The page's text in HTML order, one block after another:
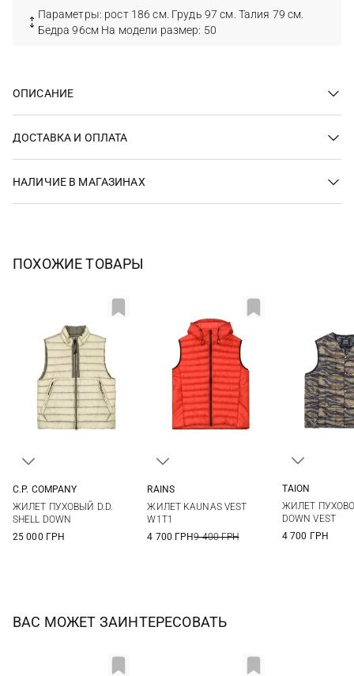
Параметры: рост 186 см. Грудь 97 см. Талия 79 см.
Бедра 96см На модели размер: 50
ОПИСАНИЕ
ДОСТАВКА И ОПЛАТА
НАЛИЧИЕ В МАГАЗИНАХ
ПОХОЖИЕ ТОВАРЫ
C.P. COMPANY
ЖИЛЕТ ПУХОВЫЙ D.D.
SHELL DOWN
25 000 ГРН
RAINS
ЖИЛЕТ KAUNAS VEST
W1T1
4 700 ГРН9 400 ГРН
XL
TAION
ЖИЛЕТ
DOWN VEST
4 700 ГРН
ВАС МОЖЕТ ЗАИНТЕРЕСОВАТЬ